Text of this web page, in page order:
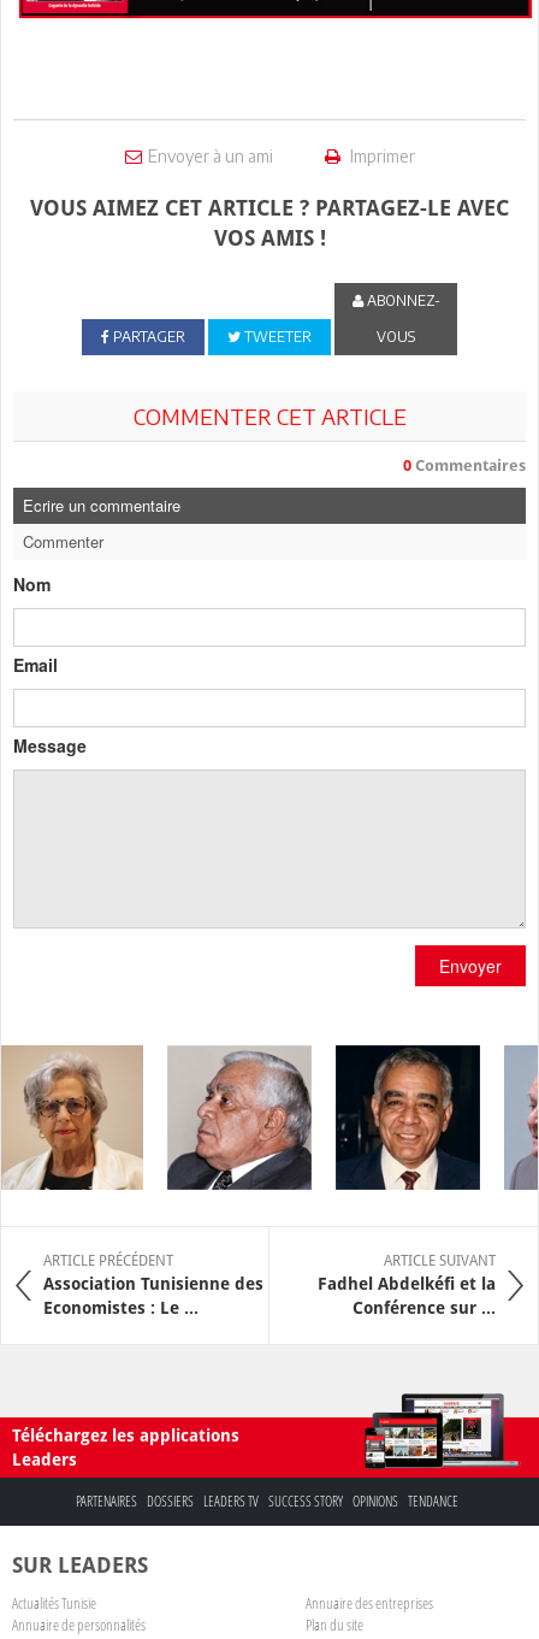
Envoyer à un ami Imprimer
VOUS AIMEZ CET ARTICLE ? PARTAGEZ-LE AVEC
VOS AMIS !
PARTAGER TWEETER
ABONNEZ-
VOUS
COMMENTER CET ARTICLE
0 Commentaires
Ecrire un commentaire
Commenter
Nom
Email
Message
Envoyer
ARTICLE PRÉCÉDENT
Association Tunisienne des
Economistes : Le ...
ARTICLE SUIVANT
Fadhel Abdelkéfi et la
Conférence sur ...
Téléchargez les applications
Leaders
PARTENAIRES DOSSIERS LEADERS TV SUCCESS STORY OPINIONS TENDANCE
SUR LEADERS
Actualités Tunisie
Annuaire des entreprises
Annuaire de personnalités
Plan du site